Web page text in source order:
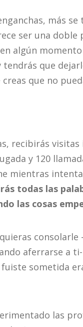
más se
ser una doble
algún
tendrás que
creas que no
recibirás visitas
y 120
mientras
todas las
las cosas
consolarle
aferrarse a
fuiste sometida
las